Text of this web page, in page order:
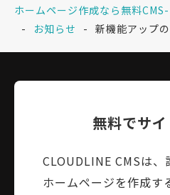
ホームページ作成なら無料
お知らせ
新機能アップ
無料でサ
CLOUDLINE CMSは
ホームページを作成す